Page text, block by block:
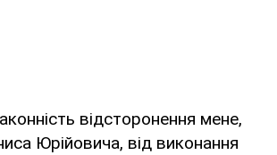
відсторонення мене,
Юрійовича, від виконання